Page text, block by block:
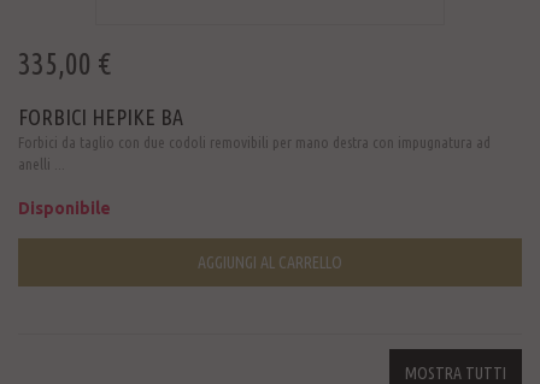
335,00 €
FORBICI HEPIKE BA
Forbici da taglio con due codoli removibili per mano destra con impugnatura ad
anelli ...
Disponibile
AGGIUNGI AL CARRELLO
MOSTRA TUTTI